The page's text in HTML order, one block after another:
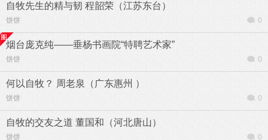
自牧先生的精与韧 程韶荣（江苏东台）
饼饼 0
烟台庞克纯——垂杨书画院“特聘艺术家”
饼饼 0
何以自牧？ 周老泉（广东惠州 ）
饼饼 0
自牧的交友之道 董国和（河北唐山）
饼饼 0